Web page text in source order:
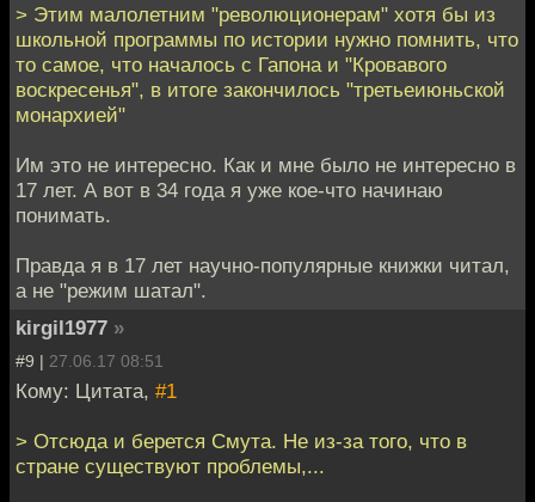
> Этим малолетним "революционерам" хотя бы из
школьной программы по истории нужно помнить, что
то самое, что началось с Гапона и "Кровавого
воскресенья", в итоге закончилось "третьеиюньской
монархией"
Им это не интересно. Как и мне было не интересно в
17 лет. А вот в 34 года я уже кое-что начинаю
понимать.
Правда я в 17 лет научно-популярные книжки читал,
а не "режим шатал".
kirgil1977 »
#9 | 27.06.17 08:51
Кому: Цитата, #1
> Отсюда и берется Смута. Не из-за того, что в
стране существуют проблемы,...